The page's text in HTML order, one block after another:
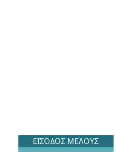
ΕΙΣΟΔΟΣ ΜΕΛΟΥΣ